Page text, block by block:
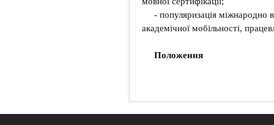
- популяризація міжнародно
академічної мобільності,
Положення